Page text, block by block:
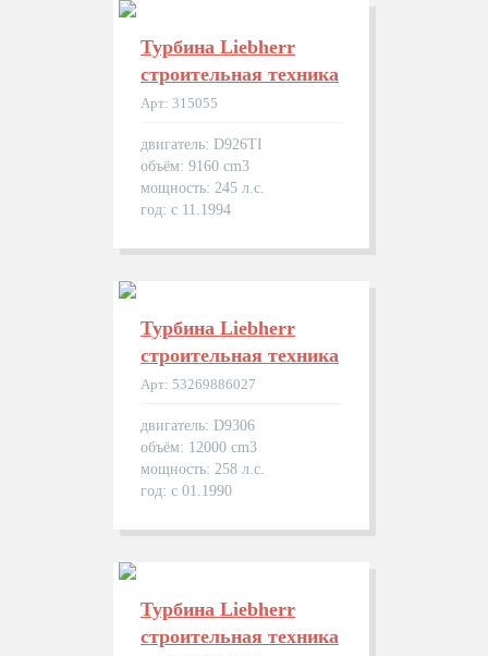
Турбина Liebherr
строительная техника
Арт: 315055
двигатель: D926TI
объём: 9160 cm3
мощность: 245 л.с.
год: с 11.1994
Турбина Liebherr
строительная техника
Арт: 53269886027
двигатель: D9306
объём: 12000 cm3
мощность: 258 л.с.
год: с 01.1990
Турбина Liebherr
строительная техника